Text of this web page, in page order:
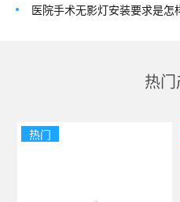
医院手术无影灯安装要求是怎
热
热门